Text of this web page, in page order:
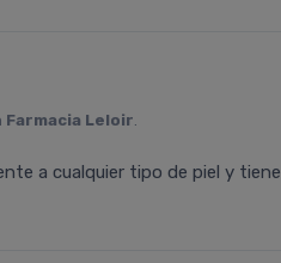
Farmacia Leloir.
a cualquier tipo de piel y